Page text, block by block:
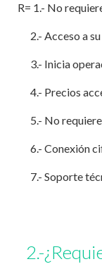
R= 1.- No
2.- Acceso a
3.- Inicia
4.- Precios
5.- No requiere
6.- Conexión
7.- Soporte
2.-